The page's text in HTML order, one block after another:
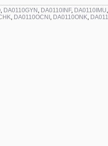
, DA0110GYN , DA0110INF, DA0110IMU,
, DA0110OCNI , DA0110ONK,